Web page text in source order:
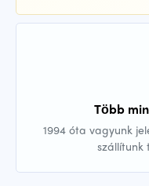
Több
1994 óta vagyunk
szállítunk